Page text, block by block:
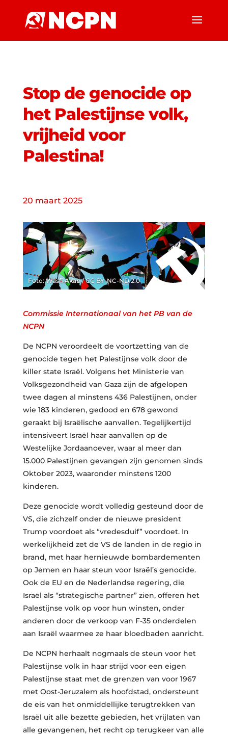
Stop de genocide op
het Palestijnse volk,
vrijheid voor
Palestina!
20 maart 2025
Foto: Wasfi Akab / CC BY-NC-ND 2.0
Commissie Internationaal van het PB van de
NCPN
De NCPN veroordeelt de voortzetting van de
genocide tegen het Palestijnse volk door de
killer state Israël. Volgens het Ministerie van
Volksgezondheid van Gaza zijn de afgelopen
twee dagen al minstens 436 Palestijnen, onder
wie 183 kinderen, gedood en 678 gewond
geraakt bij Israëlische aanvallen. Tegelijkertijd
intensiveert Israël haar aanvallen op de
Westelijke Jordaanoever, waar al meer dan
15.000 Palestijnen gevangen zijn genomen sinds
Oktober 2023, waaronder minstens 1200
kinderen.
Deze genocide wordt volledig gesteund door de
VS, die zichzelf onder de nieuwe president
Trump voordoet als “vredesduif” voordoet. In
werkelijkheid zet de VS de landen in de regio in
brand, met haar hernieuwde bombardementen
op Jemen en haar steun voor Israël’s genocide.
Ook de EU en de Nederlandse regering, die
Israël als “strategische partner” zien, offeren het
Palestijnse volk op voor hun winsten, onder
anderen door de verkoop van F-35 onderdelen
aan Israël waarmee ze haar bloedbaden aanricht.
De NCPN herhaalt nogmaals de steun voor het
Palestijnse volk in haar strijd voor een eigen
Palestijnse staat met de grenzen van voor 1967
met Oost-Jeruzalem als hoofdstad, ondersteunt
de eis van het onmiddellijke terugtrekken van
Israël uit alle bezette gebieden, het vrijlaten van
alle gevangenen, het recht op terugkeer van alle